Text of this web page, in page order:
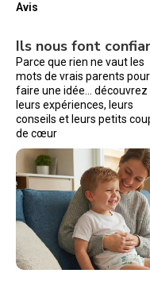
Avis
Ils nous font
Parce que rien ne vaut les
mots de vrais parents
faire une idée… découvrez
leurs expériences, leurs
conseils et leurs petits
de cœur